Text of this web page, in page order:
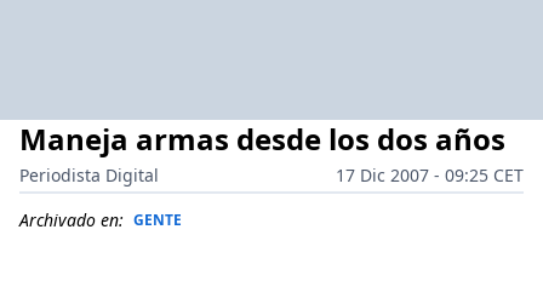
Maneja armas desde los dos años
Periodista Digital
17 Dic 2007 - 09:25 CET
Archivado en: GENTE